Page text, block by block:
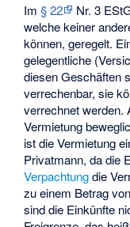
Im§ 22
Nr. 3
welche keiner
können, geregelt.
gelegentliche
diesen Geschäften
verrechenbar, sie
verrechnet
Vermietung
ist die Vermietung
Privatmann, da die
Verpachtungdie
zu einem Betrag
sind die Einkünfte